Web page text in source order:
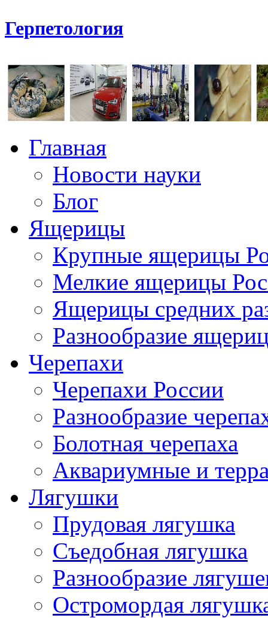
Герпетология
Главная
Новости науки
Блог
Ящерицы
Крупные ящерицы
Мелкие ящерицы
Ящерицы средних
Разнообразие
Черепахи
Черепахи России
Разнообразие
Болотная черепаха
Аквариумные и
Лягушки
Прудовая лягушка
Съедобная лягушка
Разнообразие
Остромордая